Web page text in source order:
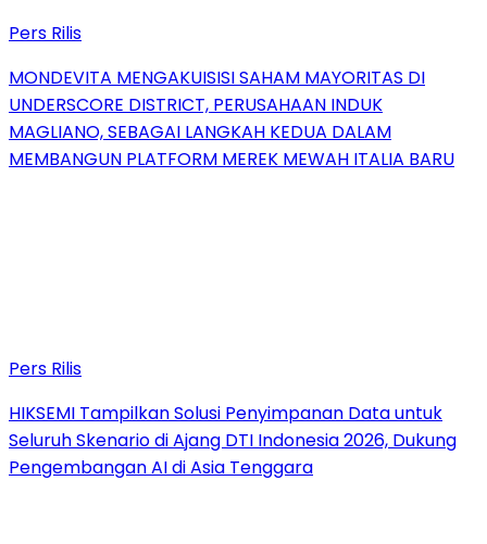
Pers Rilis
MONDEVITA MENGAKUISISI SAHAM MAYORITAS DI
UNDERSCORE DISTRICT, PERUSAHAAN INDUK
MAGLIANO, SEBAGAI LANGKAH KEDUA DALAM
MEMBANGUN PLATFORM MEREK MEWAH ITALIA BARU
Pers Rilis
HIKSEMI Tampilkan Solusi Penyimpanan Data untuk
Seluruh Skenario di Ajang DTI Indonesia 2026, Dukung
Pengembangan AI di Asia Tenggara